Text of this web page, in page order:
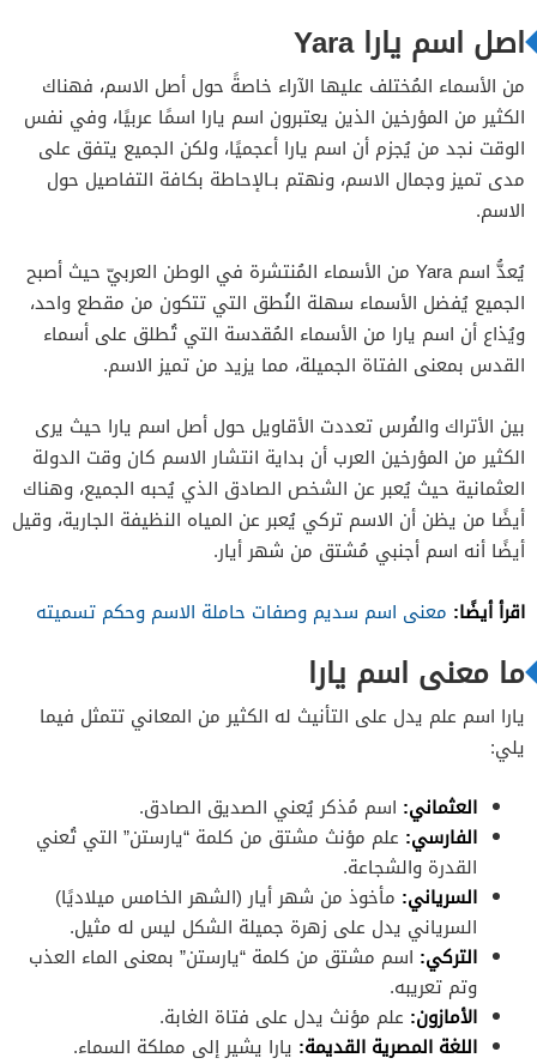
اصل اسم يارا Yara
من الأسماء المُختلف عليها الآراء خاصةً حول أصل الاسم، فهناك
الكثير من المؤرخين الذين يعتبرون اسم يارا اسمًا عربيًا، وفي نفس
الوقت نجد من يُجزم أن اسم يارا أعجميًا، ولكن الجميع يتفق على
مدى تميز وجمال الاسم، ونهتم بـالإحاطة بكافة التفاصيل حول
الاسم.
يُعدُّ اسم Yara من الأسماء المُنتشرة في الوطن العربيّ حيث أصبح
الجميع يُفضل الأسماء سهلة النُطق التي تتكون من مقطع واحد،
ويُذاع أن اسم يارا من الأسماء المُقدسة التي تُطلق على أسماء
القدس بمعنى الفتاة الجميلة، مما يزيد من تميز الاسم.
بين الأتراك والفُرس تعددت الأقاويل حول أصل اسم يارا حيث يرى
الكثير من المؤرخين العرب أن بداية انتشار الاسم كان وقت الدولة
العثمانية حيث يُعبر عن الشخص الصادق الذي يُحبه الجميع، وهناك
أيضًا من يظن أن الاسم تركي يُعبر عن المياه النظيفة الجارية، وقيل
أيضًا أنه اسم أجنبي مُشتق من شهر أيار.
اقرأ أيضًا: معنى اسم سديم وصفات حاملة الاسم وحكم تسميته
ما معنى اسم يارا
يارا اسم علم يدل على التأنيث له الكثير من المعاني تتمثل فيما
يلي:
العثماني: اسم مُذكر يُعني الصديق الصادق.
الفارسي: علم مؤنث مشتق من كلمة “يارستن” التي تُعني
القدرة والشجاعة.
السرياني: مأخوذ من شهر أيار (الشهر الخامس ميلاديًا)
السرياني يدل على زهرة جميلة الشكل ليس له مثيل.
التركي: اسم مشتق من كلمة “يارستن” بمعنى الماء العذب
وتم تعريبه.
الأمازون: علم مؤنث يدل على فتاة الغابة.
اللغة المصرية القديمة: يارا يشير إلى مملكة السماء.